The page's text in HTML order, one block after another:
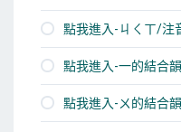
點我進入-ㄐㄑㄒ/注
點我進入-一的結合
點我進入-ㄨ的結合